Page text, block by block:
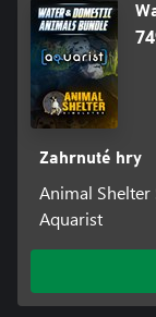
Zahrnuté hry
Animal
Aquarist